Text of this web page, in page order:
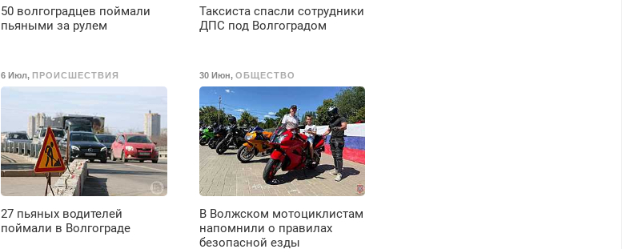
50 волгоградцев поймали
пьяными за рулем
Таксиста спасли сотрудники
ДПС под Волгоградом
6 Июл, ПРОИСШЕСТВИЯ
27 пьяных водителей
поймали в Волгограде
30 Июн, ОБЩЕСТВО
В Волжском мотоциклистам
напомнили о правилах
безопасной езды